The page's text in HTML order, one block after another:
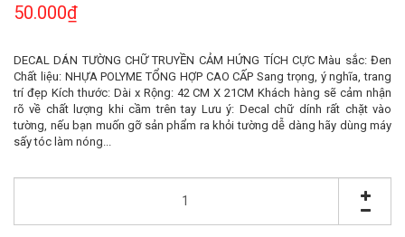
50.000₫
DECAL DÁN TƯỜNG CHỮ TRUYỀN CẢM HỨNG TÍCH CỰC Màu sắc: Đen
Chất liệu: NHỰA POLYME TỔNG HỢP CAO CẤP Sang trọng, ý nghĩa, trang
trí đẹp Kích thước: Dài x Rộng: 42 CM X 21CM Khách hàng sẽ cảm nhận
rõ về chất lượng khi cầm trên tay Lưu ý: Decal chữ dính rất chặt vào
tường, nếu bạn muốn gỡ sản phẩm ra khỏi tường dễ dàng hãy dùng máy
sấy tóc làm nóng...